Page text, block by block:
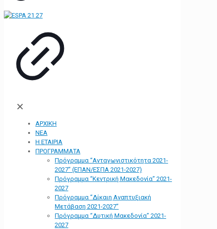
✕
ΑΡΧΙΚΗ
ΝΕΑ
Η ΕΤΑΙΡΙΑ
ΠΡΟΓΡΑΜΜΑΤΑ
Πρόγραμμα “Ανταγωνιστικότητα 2021-
2027” (ΕΠΑΝ/ΕΣΠΑ 2021-2027)
Πρόγραμμα “Κεντρική Μακεδονία” 2021-
2027
Πρόγραμμα “Δίκαιη Αναπτυξιακή
Μετάβαση 2021-2027”
Πρόγραμμα “Δυτική Μακεδονία” 2021-
2027